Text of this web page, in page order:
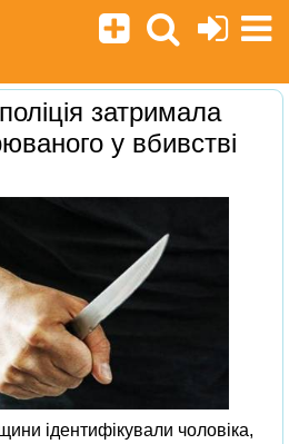
затримала
у вбивстві
ідентифікували чоловіка,